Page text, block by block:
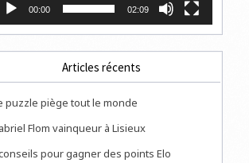
00:00 02:09
Articles récents
puzzle piège tout le monde
Flom vainqueur à Lisieux
pour gagner des points Elo